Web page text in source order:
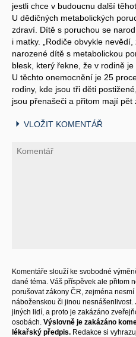
jestli chce v budoucnu další
U dědičných metabolických
zdraví. Dítě s poruchou se
i matky. „Rodiče obvykle
narozené dítě s metabolickou
blesk, který řekne, že v rodině je
U těchto onemocnění je 25
rodiny, kde jsou tři děti
jsou přenašeči a přitom mají pět
VLOŽIT KOMENTÁŘ
Komentáře slouží ke svobodné
dané téma. Váš příspěvek ale přitom
porušovat zákony ČR, zejména
náboženskou či jinou nesnášenlivost.
jiných lidí, a proto je zakázáno
osobách. Výslovně je zakázáno
lékařský předpis. Redakce si